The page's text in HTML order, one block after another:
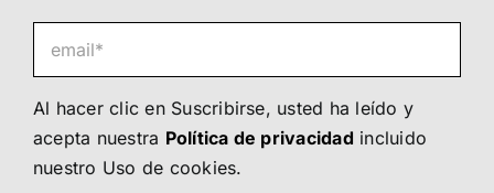
Al hacer clic en Suscribirse, usted ha leído y
acepta nuestra Política de privacidad incluido
nuestro Uso de cookies.